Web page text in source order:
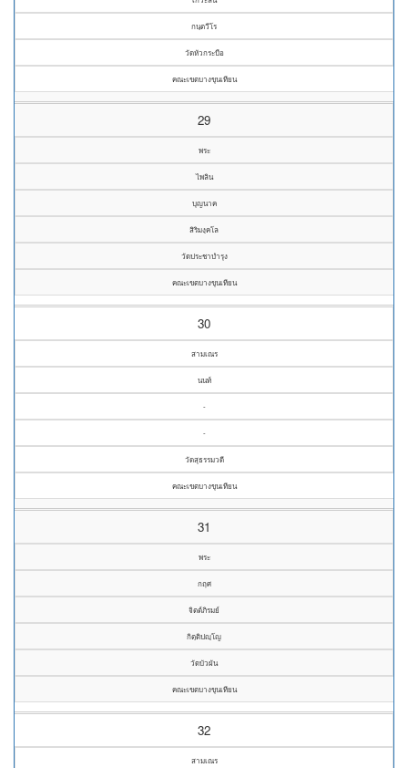
กนฺตวีโร
วัดหัวกระบือ
คณะเขตบางขุนเทียน
29
พระ
ไพลิน
บุญนาค
สิริมงฺคโล
วัดประชาบำรุง
คณะเขตบางขุนเทียน
30
สามเณร
นนท์
-
-
วัดสุธรรมวดี
คณะเขตบางขุนเทียน
31
พระ
กฤศ
จิตต์ภิรมย์
กิตฺติปญฺโญ
วัดบัวผัน
คณะเขตบางขุนเทียน
32
สามเณร